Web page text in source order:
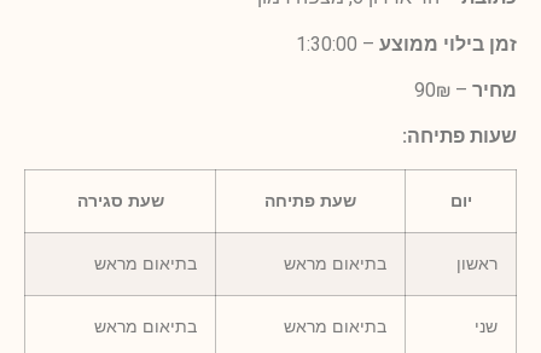
זמן בילוי ממוצע – 1:30:00
מחיר – 90₪
שעות פתיחה:
יום שעת פתיחה שעת סגירה
ראשון בתיאום מראש בתיאום מראש
שני בתיאום מראש בתיאום מראש